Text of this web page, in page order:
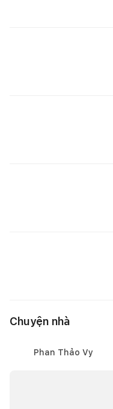
Chuyện nhà
Phan Thảo Vy